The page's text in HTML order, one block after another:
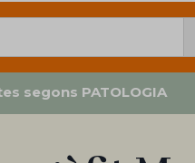
segons PATOLOGIA